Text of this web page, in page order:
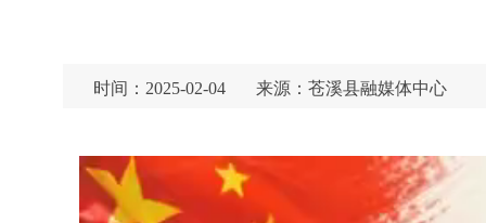
时间：2025-02-04 来源：苍溪县融媒体中心